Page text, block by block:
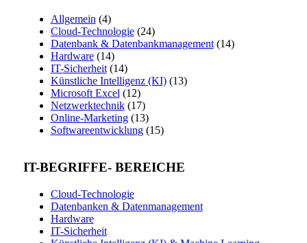
Allgemein (4)
Cloud-Technologie(24)
Datenbank & Datenbankmanagement(14)
Hardware(14)
IT-Sicherheit(14)
Künstliche Intelligenz (KI)(13)
Microsoft Excel (12)
Netzwerktechnik(17)
Online-Marketing(13)
Softwareentwicklung(15)
IT-BEGRIFFE- BEREICHE
Cloud-Technologie
Datenbanken & Datenmanagement
Hardware
IT-Sicherheit